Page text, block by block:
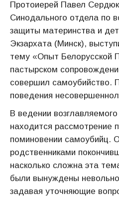
Протоиерей Павел
Синодального отдела по
защиты материнства и
Экзархата (Минск),
тему «Опыт Белорусской
пастырском
совершил самоубийство.
поведения
В ведении
находится рассмотрение
поминовении самоубийц.
родственниками
насколько сложна эта
были вынуждены
задавая уточняющие